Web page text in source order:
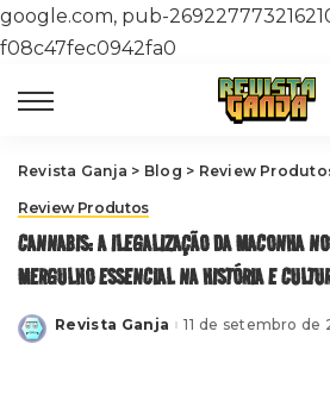
google.com, pub-
f08c47fec0942fa0
Revista Ganja > Blog > Review
Review Produtos
CANNABIS: A ILEGALIZAÇÃO DA MACONHA
MERGULHO ESSENCIAL NA HISTÓRIA E
Posted
Revista Ganja 11 de setembro de